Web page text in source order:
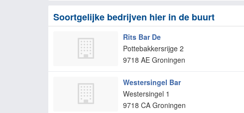
Soortgelijke bedrijven hier in de buurt
Rits Bar De
Pottebakkersrijge 2
9718 AE Groningen
Westersingel Bar
Westersingel 1
9718 CA Groningen